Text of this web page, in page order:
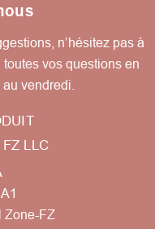
n’hésitez pas à
vos questions en
vendredi.
LLC
Zone-FZ